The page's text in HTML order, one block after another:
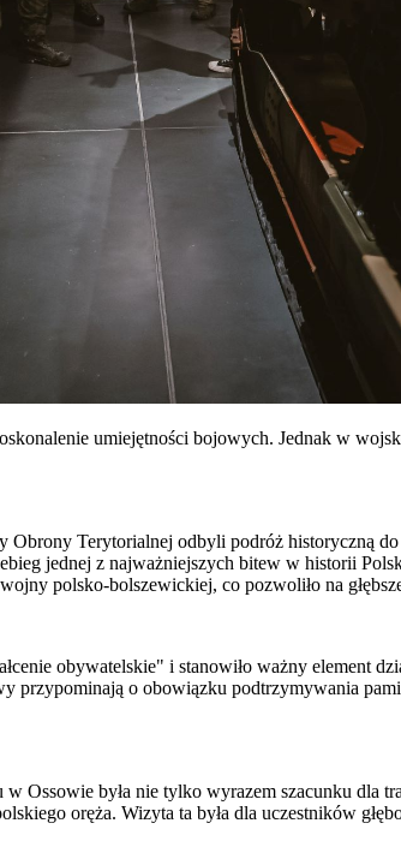
umiejętności bojowych. Jednak w
Obrony Terytorialnej odbyli podróż historyczną
jednej z najważniejszych bitew w historii
polsko-bolszewickiej, co pozwoliło na
obywatelskie" i stanowiło ważny element
o obowiązku podtrzymywania
Ossowie była nie tylko wyrazem szacunku dla
oręża. Wizyta ta była dla uczestników